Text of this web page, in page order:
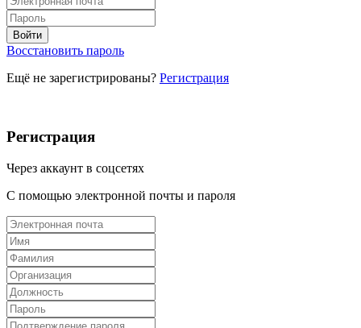
Восстановить пароль
Ещё не зарегистрированы? Регистрация
Регистрация
Через аккаунт в соцсетях
С помощью электронной почты и пароля